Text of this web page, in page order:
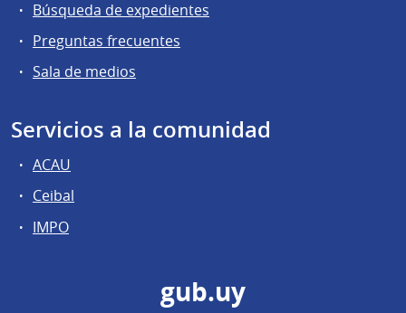
Búsqueda de expedientes
Preguntas frecuentes
Sala de medios
Servicios a la comunidad
ACAU
Ceibal
IMPO
gub.uy